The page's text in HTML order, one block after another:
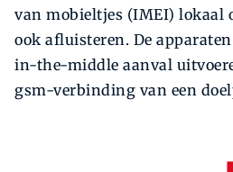
van mobieltjes (IMEI) lokaal
ook afluisteren. De
in-the-middle aanval
gsm-verbinding van een